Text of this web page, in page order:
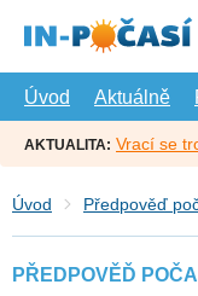
hlavní
Úvod
Aktuálně
AKTUALITA: Vrací se
Úvod Předpověď
PŘEDPOVĚĎ